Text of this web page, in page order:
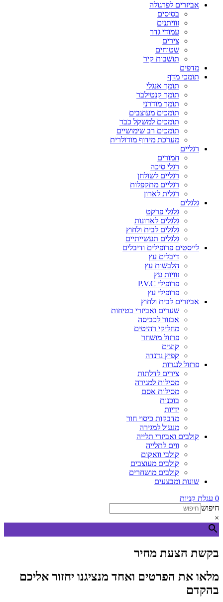
אביזרים לפרגולה
בסיסים
זוויתנים
עמודי גדר
צירים
שטוחים
תושבות קיר
מדפים
תומכי מדף
תומך אנגלי
תומך קנטילבר
תומך מודרני
תומכים מעוצבים
תומכים למשקל כבד
תומכים רב שימושיים
מערכת מידוף מודולרית
רגליים
חמורים
רגלי סיכה
רגליים לשולחן
רגליים מתקפלות
רגלית לארון
גלגלים
גלגלי פרקט
גלגלים לארונות
גלגלים לבית ולחוץ
גלגלים תעשייתיים
לייסטים פרופילים ודיבלים
דיבלים עץ
הלבשות עץ
זוויות עץ
פרופילי P.V.C
פרופילי עץ
אביזרים לבית ולחוץ
שערים ואביזרי בטיחות
אבזור לכביסה
מחליקי רהיטים
פרזול מושחר
קוצים
קפיץ נדנדה
פרזול לנגרות
צירים לדלתות
מסילות למגירה
מסילות אסם
בוכנות
ידיות
מדבקות כיסוי חור
מנעול למגירה
קולבים ואביזרי תלייה
ווים לתלייה
קולבי וואקום
קולבים מעוצבים
קולבים מושחרים
שונות ומבצעים
0 עגלת קניות
חיפוש
×
בקשת הצעת מחיר
מלאו את הפרטים ואחד מנציגנו יחזור אליכם
בהקדם